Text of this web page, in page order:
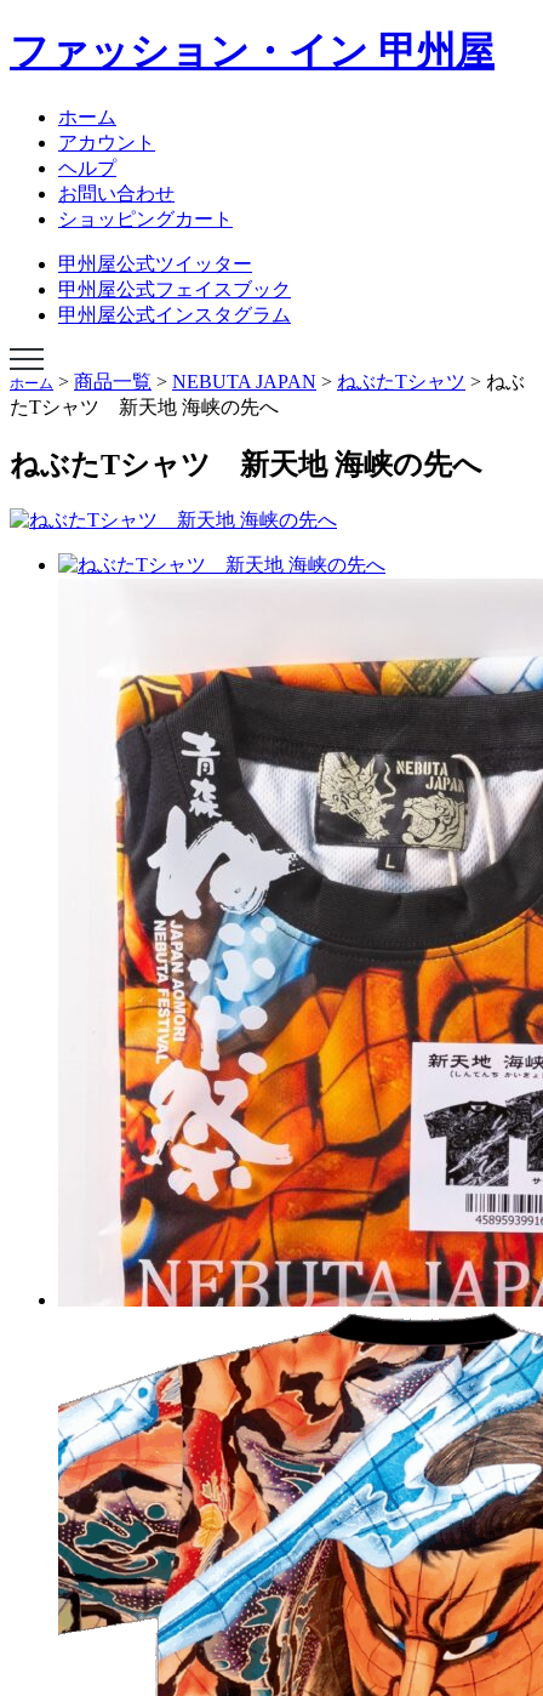
ファッション・イン 甲州屋
ホーム
アカウント
ヘルプ
お問い合わせ
ショッピングカート
甲州屋公式ツイッター
甲州屋公式フェイスブック
甲州屋公式インスタグラム
NEBUTA JAPAN
NEBUTA STYLE
ねぶたハネト衣装レンタル
ねぶた囃子方衣装
AOMORI ORIGINAL TIES
オリジナルあおもりグッズ
学生専科ビバ甲州屋
ショップページ
ホーム > 商品一覧 > NEBUTA JAPAN > ねぶたTシャツ > ねぶ
たTシャツ 新天地 海峡の先へ
ねぶたTシャツ 新天地 海峡の先へ